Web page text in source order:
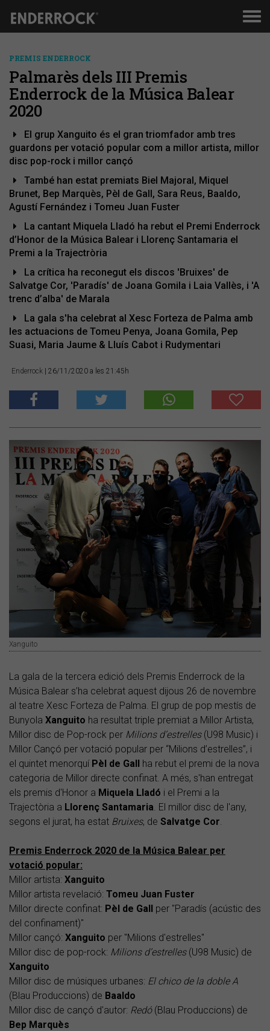
PREMIS ENDERROCK
Palmarès dels III Premis
Enderrock de la Música Balear
2020
El grup Xanguito és el gran triomfador amb tres
guardons per votació popular com a millor artista, millor
disc pop-rock i millor cançó
També han estat premiats Biel Majoral, Miquel
Brunet, Bep Marquès, Pèl de Gall, Sara Reus, Baaldo,
Agustí Fernández i Tomeu Juan Fuster
La cantant Miquela Lladó ha rebut el Premi Enderrock
d’Honor de la Música Balear i Llorenç Santamaria el
Premi a la Trajectròria
La crítica ha reconegut els discos 'Bruixes' de
Salvatge Cor, 'Paradís' de Joana Gomila i Laia Vallès, i 'A
trenc d’alba' de Marala
La gala s'ha celebrat al Xesc Forteza de Palma amb
les actuacions de Tomeu Penya, Joana Gomila, Pep
Suasi, Maria Jaume & Lluís Cabot i Rudymentari
Enderrock | 26/11/2020 a les 21:45h
Xanguito
La gala de la tercera edició dels Premis Enderrock de la
Música Balear s’ha celebrat aquest dijous 26 de novembre
al teatre Xesc Forteza de Palma. El grup de pop mestís de
Bunyola Xanguito ha resultat triple premiat a Millor Artista,
Millor disc de Pop-rock per Milions d’estrelles(U98 Music) i
Millor Cançó per votació popular per “Milions d’estrelles”, i
el quintet menorquí Pèl de Gall ha rebut el premi de la nova
categoria de Millor directe confinat. A més, s'han entregat
els premis d'Honor a Miquela Lladó i el Premi a la
Trajectòria a Llorenç Santamaria . El millor disc de l'any,
segons el jurat, ha estat Bruixes, de Salvatge Cor
Premis Enderrock 2020 de la Música Balear per
votació popular:
Millor artista: Xanguito
Millor artista revelació: Tomeu Juan Fuster
Millor directe confinat: Pèl de Gall per "Paradís (acústic des
del confinament)"
Millor cançó: Xanguito per "Milions d'estrelles"
Millor disc de pop-rock: Milions d’estrelles(U98 Music) de
Xanguito
Millor disc de músiques urbanes: El chico de la doble A
(Blau Produccions) de Baaldo
Millor disc de cançó d'autor: Redó (Blau Produccions) de
Bep Marquès